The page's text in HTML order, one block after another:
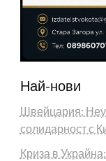
Най-нови
Швейцария:
солидарност с
Криза в